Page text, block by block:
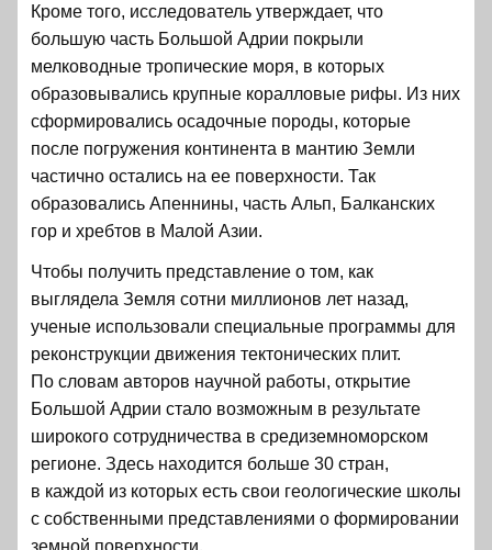
Кроме того, исследователь утверждает, что
большую часть Большой Адрии покрыли
мелководные тропические моря, в которых
образовывались крупные коралловые рифы. Из них
сформировались осадочные породы, которые
после погружения континента в мантию Земли
частично остались на ее поверхности. Так
образовались Апеннины, часть Альп, Балканских
гор и хребтов в Малой Азии.
Чтобы получить представление о том, как
выглядела Земля сотни миллионов лет назад,
ученые использовали специальные программы для
реконструкции движения тектонических плит.
По словам авторов научной работы, открытие
Большой Адрии стало возможным в результате
широкого сотрудничества в средиземноморском
регионе. Здесь находится больше 30 стран,
в каждой из которых есть свои геологические школы
с собственными представлениями о формировании
земной поверхности.